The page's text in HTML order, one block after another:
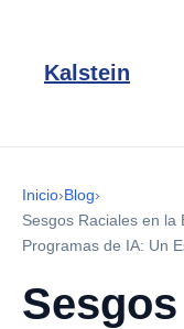
Kalstein
Inicio›Blog›
Sesgos Raciales en la
Programas de IA: Un